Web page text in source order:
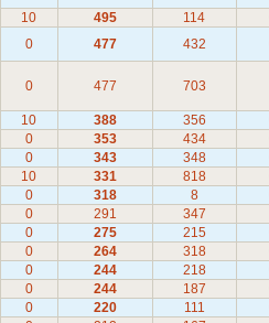
10 495 114
0 477 432
0 477 703
10 388 356
0 353 434
0 343 348
10 331 818
0 318 8
0 291 347
0 275 215
0 264 318
0 244 218
0 244 187
0 220 111